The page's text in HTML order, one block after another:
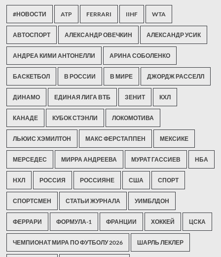
#НОВОСТИ ATP FERRARI IIHF WTA
АВТОСПОРТ АЛЕКСАНДР ОВЕЧКИН АЛЕКСАНДР УСИК
АНДРЕА КИМИ АНТОНЕЛЛИ АРИНА СОБОЛЕНКО
БАСКЕТБОЛ В РОССИИ В МИРЕ ДЖОРДЖ РАССЕЛЛ
ДИНАМО ЕДИНАЯ ЛИГА ВТБ ЗЕНИТ КХЛ
КАНАДЕ КУБОК СТЭНЛИ ЛОКОМОТИВА
ЛЬЮИС ХЭМИЛТОН МАКС ФЕРСТАППЕН МЕКСИКЕ
МЕРСЕДЕС МИРРА АНДРЕЕВА МУРАТ ГАССИЕВ НБА
НХЛ РОССИЯ РОССИЯНЕ США СПОРТ
СПОРТСМЕН СТАТЬИ ЖУРНАЛА УИМБЛДОН
ФЕРРАРИ ФОРМУЛА-1 ФРАНЦИИ ХОККЕЙ ЦСКА
ЧЕМПИОНАТ МИРА ПО ФУТБОЛУ 2026 ШАРЛЬ ЛЕКЛЕР